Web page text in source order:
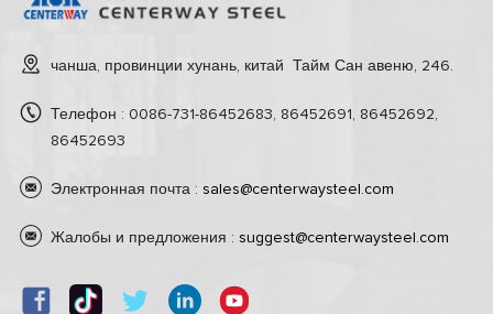
чанша, провинции хунань, китай Тайм Сан авеню, 246.
Телефон : 0086-731-86452683, 86452691, 86452692,
86452693
Электронная почта : sales@centerwaysteel.com
Жалобы и предложения : suggest@centerwaysteel.com